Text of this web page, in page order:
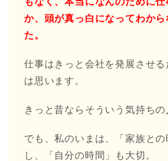
か、頭が真っ白になってわから
た。
仕事はきっと会社を発展させ
は思います。
きっと昔ならそういう気持ちの
でも、私のいまは、「家族と
し、「自分の時間」も大切。